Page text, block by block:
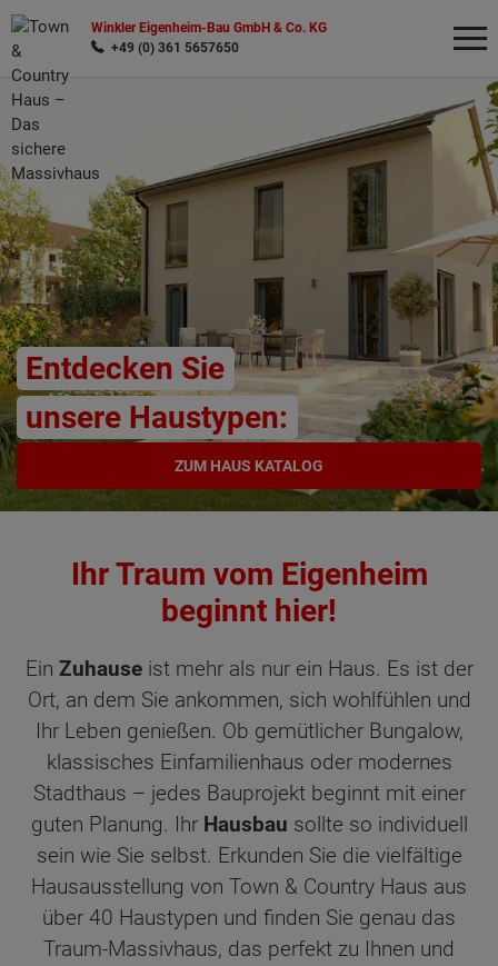
Winkler Eigenheim-Bau GmbH & Co. KG
+49 (0) 361 5657650
Entdecken Sie
unsere Haustypen:
ZUM HAUS KATALOG
Ihr Traum vom Eigenheim
beginnt hier!
Ein Zuhauseist mehr als nur ein Haus. Es ist der
Ort, an dem Sie ankommen, sich wohlfühlen und
Ihr Leben genießen. Ob gemütlicher Bungalow,
klassisches Einfamilienhaus oder modernes
Stadthaus – jedes Bauprojekt beginnt mit einer
guten Planung. Ihr Hausbau sollte so individuell
sein wie Sie selbst. Erkunden Sie die vielfältige
Hausausstellung von Town & Country Haus aus
über 40 Haustypen und finden Sie genau das
Traum-Massivhaus, das perfekt zu Ihnen und
Wonach möchten Sie suchen?